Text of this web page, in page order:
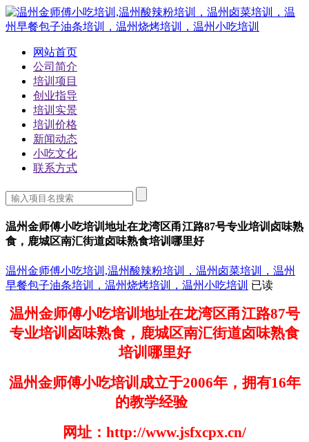
网站首页
公司简介
培训项目
创业指导
培训实景
培训价格
新闻动态
小吃文化
联系方式
温州金师傅小吃培训地址在龙湾区甬江路87号专业培训卤味熟
食，鹿城区南汇街道卤味熟食培训哪里好
温州金师傅小吃培训,温州酸辣粉培训，温州卤菜培训，温州
早餐包子油条培训，温州烧烤培训，温州小吃培训 已读
温州金师傅小吃培训地址在龙湾区甬江路87号
专业培训卤味熟食，鹿城区南汇街道卤味熟食
培训哪里好
温州金师傅小吃培训成立于2006年，拥有16年
的教学经验
网址： http://www.jsfxcpx.cn/